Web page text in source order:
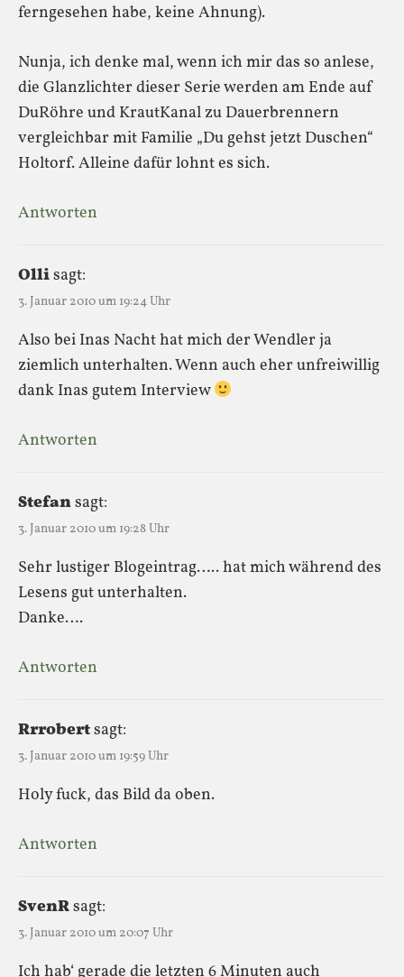
ferngesehen habe, keine Ahnung).
Nunja, ich denke mal, wenn ich mir das so anlese,
die Glanzlichter dieser Serie werden am Ende auf
DuRöhre und KrautKanal zu Dauerbrennern
vergleichbar mit Familie „Du gehst jetzt Duschen“
Holtorf. Alleine dafür lohnt es sich.
Antworten
Ollisagt:
3. Januar 2010 um 19:24 Uhr
Also bei Inas Nacht hat mich der Wendler ja
ziemlich unterhalten. Wenn auch eher unfreiwillig
dank Inas gutem Interview
Antworten
Stefansagt:
3. Januar 2010 um 19:28 Uhr
Sehr lustiger Blogeintrag….. hat mich während des
Lesens gut unterhalten.
Danke….
Antworten
Rrrobertsagt:
3. Januar 2010 um 19:59 Uhr
Holy fuck, das Bild da oben.
Antworten
SvenRsagt:
3. Januar 2010 um 20:07 Uhr
Ich hab‘ gerade die letzten 6 Minuten auch